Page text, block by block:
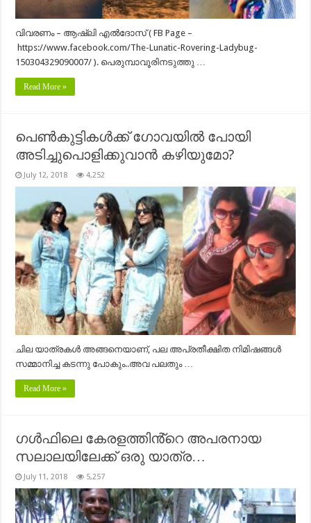
വിവരണം – ആഷ്‌ലി എൽദോസ് ( FB Page –
https://www.facebook.com/The-Lunatic-Rovering-Ladybug-
150304329090007/ ). പെരുമ്പാവൂരിനടുത്തു …
Read More »
പെൺകുട്ടികൾക്ക് ഗോവയിൽ പോയി
അടിച്ചുപൊളിക്കുവാൻ കഴിയുമോ?
July 12, 2018 4,252
ചില യാത്രകൾ അങ്ങനെയാണ്, പല അപ്രതീക്ഷിത നിമിഷങ്ങൾ
സമ്മാനിച്ച കടന്നു പോകും..അവ പലതും …
Read More »
ഗൾഫിലെ കേരളത്തിൻ്റെ അപരനായ
സലാലയിലേക്ക് ഒരു യാത്ര…
July 11, 2018 5,257